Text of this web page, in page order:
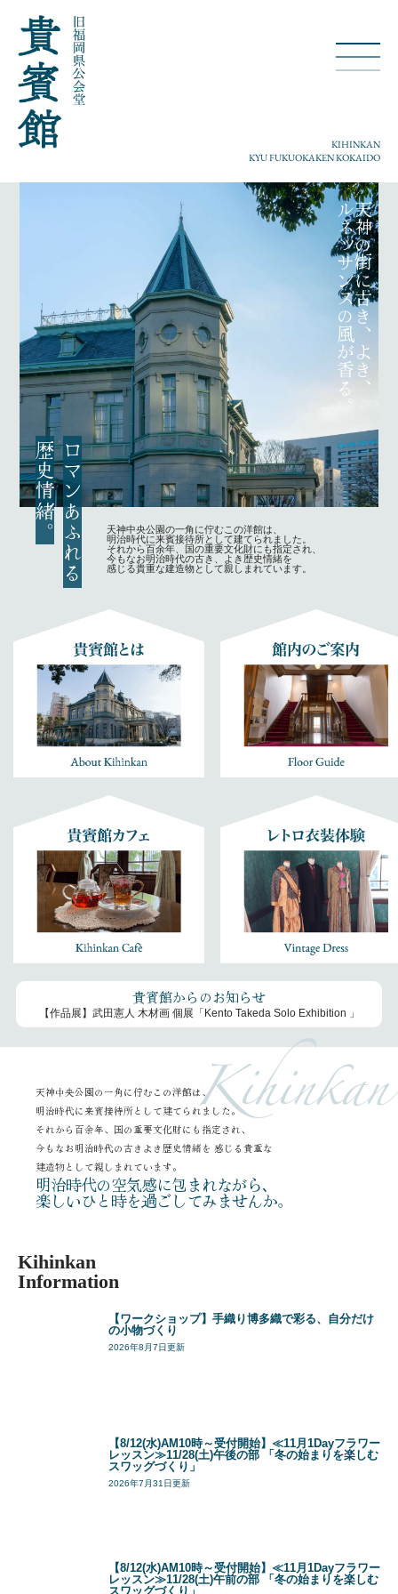
KIHINKAN
KYU FUKUOKAKEN KOKAIDO
ロマンあふれる
歴史情緒
。
天神の街に古き
、
よき
、
ルネッサンスの風が香る。
天神中央公園の一角に佇むこの洋館は、
明治時代に来賓接待所として建てられました。
それから百余年、国の重要文化財にも指定され、
今もなお明治時代の古き、よき歴史情緒を
感じる貴重な建造物として親しまれています。
貴賓館からのお知らせ
【作品展】武田憲人 木材画 個展「Kento Takeda Solo Exhibition 」
天神中央公園の一角に佇むこの洋館は、
明治時代に来賓接待所として建てられました。
それから百余年、国の重要文化財にも指定され、
今もなお明治時代の古きよき歴史情緒を 感じる貴重な
建造物として親しまれています。
明治時代の空気感に包まれながら､
楽しいひと時を過ごしてみませんか｡
Kihinkan
Information
【ワークショップ】手織り博多織で彩る、自分だけ
の小物づくり
2026年8月7日更新
【8/12(水)AM10時～受付開始】≪11月1Dayフラワー
レッスン≫11/28(土)午後の部 「冬の始まりを楽しむ
スワッグづくり」
2026年7月31日更新
【8/12(水)AM10時～受付開始】≪11月1Dayフラワー
レッスン≫11/28(土)午前の部 「冬の始まりを楽しむ
スワッグづくり」